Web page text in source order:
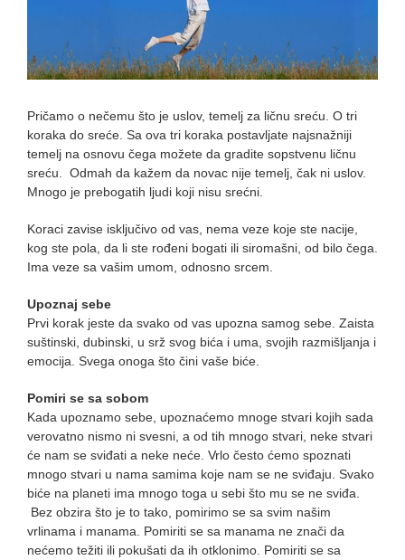
Pričamo o nečemu što je uslov, temelj za ličnu sreću. O tri
koraka do sreće. Sa ova tri koraka postavljate najsnažniji
temelj na osnovu čega možete da gradite sopstvenu ličnu
sreću. Odmah da kažem da novac nije temelj, čak ni uslov.
Mnogo je prebogatih ljudi koji nisu srećni.
Koraci zavise isključivo od vas, nema veze koje ste nacije,
kog ste pola, da li ste rođeni bogati ili siromašni, od bilo čega.
Ima veze sa vašim umom, odnosno srcem.
Upoznaj sebe
Prvi korak jeste da svako od vas upozna samog sebe. Zaista
suštinski, dubinski, u srž svog bića i uma, svojih razmišljanja i
emocija. Svega onoga što čini vaše biće.
Pomiri se sa sobom
Kada upoznamo sebe, upoznaćemo mnoge stvari kojih sada
verovatno nismo ni svesni, a od tih mnogo stvari, neke stvari
će nam se sviđati a neke neće. Vrlo često ćemo spoznati
mnogo stvari u nama samima koje nam se ne sviđaju. Svako
biće na planeti ima mnogo toga u sebi što mu se ne sviđa.
Bez obzira što je to tako, pomirimo se sa svim našim
vrlinama i manama. Pomiriti se sa manama ne znači da
nećemo težiti ili pokušati da ih otklonimo. Pomiriti se sa